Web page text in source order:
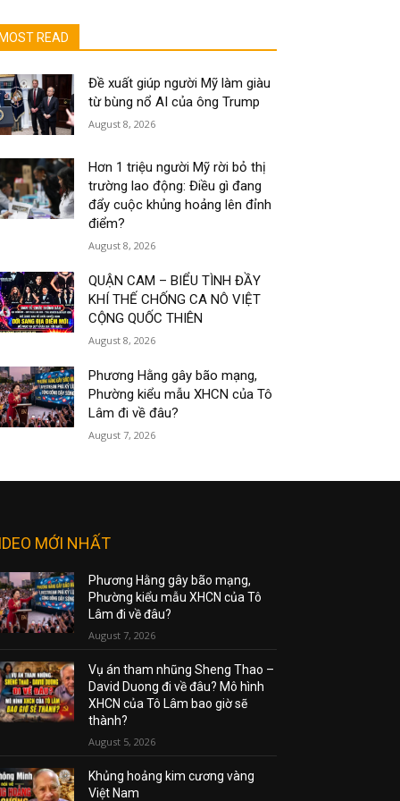
MOST READ
Đề xuất giúp người Mỹ làm giàu
từ bùng nổ AI của ông Trump
August 8, 2026
Hơn 1 triệu người Mỹ rời bỏ thị
trường lao động: Điều gì đang
đẩy cuộc khủng hoảng lên đỉnh
điểm?
August 8, 2026
QUẬN CAM – BIỂU TÌNH ĐẦY
KHÍ THẾ CHỐNG CA NÔ VIỆT
CỘNG QUỐC THIÊN
August 8, 2026
Phương Hằng gây bão mạng,
Phường kiểu mẫu XHCN của Tô
Lâm đi về đâu?
August 7, 2026
MỚI NHẤT
Phương Hằng gây bão mạng,
Phường kiểu mẫu XHCN của Tô
Lâm đi về đâu?
August 7, 2026
Vụ án tham nhũng Sheng Thao –
David Duong đi về đâu? Mô hình
XHCN của Tô Lâm bao giờ sẽ
thành?
August 5, 2026
Khủng hoảng kim cương vàng
Việt Nam